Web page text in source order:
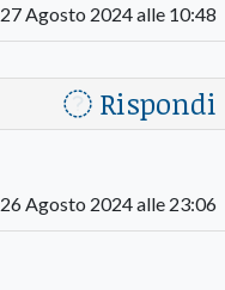
27 Agosto 2024 alle 10:48
Rispondi
26 Agosto 2024 alle 23:06